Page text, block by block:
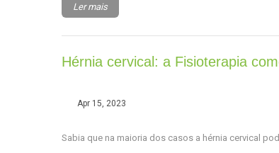
Ler mais
Hérnia cervical: a Fisioterapia
Apr 15, 2023
Sabia que na maioria dos casos a hérnia cervical